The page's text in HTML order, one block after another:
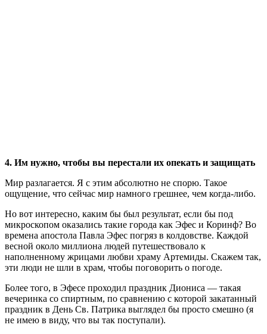
4. Им нужно, чтобы вы перестали их опекать и защищать
Мир разлагается. Я с этим абсолютно не спорю. Такое
ощущение, что сейчас мир намного грешнее, чем когда-либо.
Но вот интересно, каким бы был результат, если бы под
микроскопом оказались такие города как Эфес и Коринф? Во
времена апостола Павла Эфес погряз в колдовстве. Каждой
весной около миллиона людей путешествовало к
наполненному жрицами любви храму Артемиды. Скажем так,
эти люди не шли в храм, чтобы поговорить о погоде.
Более того, в Эфесе проходил праздник Диониса — такая
вечеринка со спиртным, по сравнению с которой закатанный
праздник в День Св. Патрика выглядел бы просто смешно (я
не имею в виду, что вы так поступали).